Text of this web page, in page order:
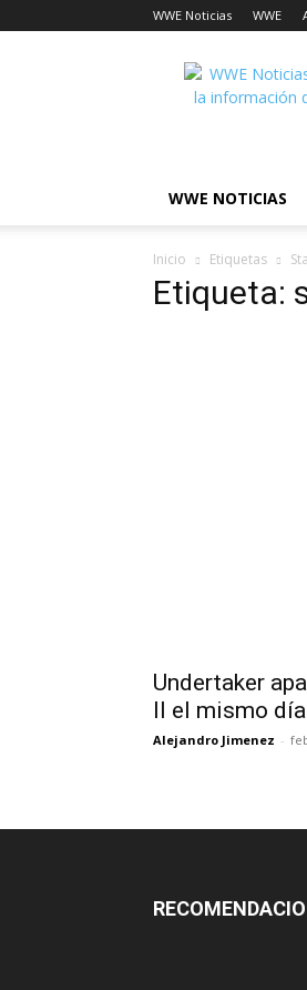
WWE Noticias WWE
WWE NOTICIAS
Inicio Etiquetas
Etiqueta:
Undertaker
II el mismo
Alejandro Jimenez -